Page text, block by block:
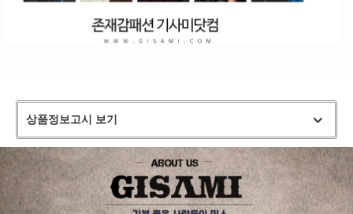
상품정보고시 보기